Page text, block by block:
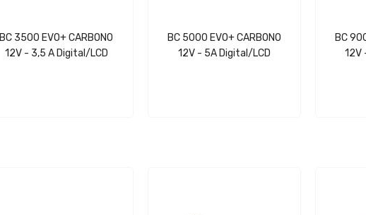
BC 3500 EVO+ CARBONO
12V - 3,5 A Digital/LCD
BC 5000 EVO+ CARBONO
12V - 5A Digital/LCD
BC
12V